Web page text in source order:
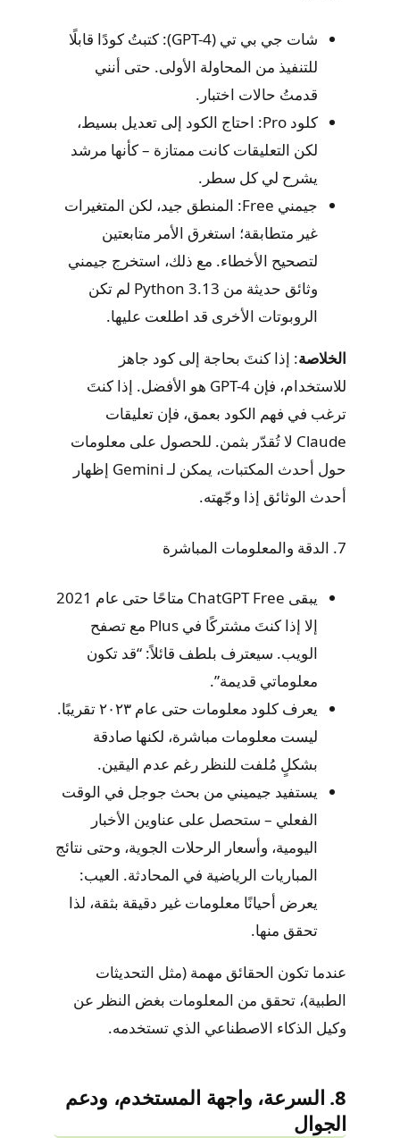
شات جي بي تي (GPT-4): كتبتُ كودًا قابلًا
للتنفيذ من المحاولة الأولى. حتى أنني
قدمتُ حالات اختبار.
كلود Pro: احتاج الكود إلى تعديل بسيط،
لكن التعليقات كانت ممتازة – كأنها مرشد
يشرح لي كل سطر.
جيمني Free: المنطق جيد، لكن المتغيرات
غير متطابقة؛ استغرق الأمر متابعتين
لتصحيح الأخطاء. مع ذلك، استخرج جيمني
وثائق حديثة من Python 3.13 لم تكن
الروبوتات الأخرى قد اطلعت عليها.
الخلاصة: إذا كنتَ بحاجة إلى كود جاهز
للاستخدام، فإن GPT-4 هو الأفضل. إذا كنتَ
ترغب في فهم الكود بعمق، فإن تعليقات
Claude لا تُقدّر بثمن. للحصول على معلومات
حول أحدث المكتبات، يمكن لـ Gemini إظهار
أحدث الوثائق إذا وجّهته.
7. الدقة والمعلومات المباشرة
يبقى ChatGPT Free متاحًا حتى عام 2021
إلا إذا كنتَ مشتركًا في Plus مع تصفح
الويب. سيعترف بلطف قائلاً: “قد تكون
معلوماتي قديمة”.
يعرف كلود معلومات حتى عام ٢٠٢٣ تقريبًا.
ليست معلومات مباشرة، لكنها صادقة
بشكلٍ مُلفت للنظر رغم عدم اليقين.
يستفيد جيميني من بحث جوجل في الوقت
الفعلي – ستحصل على عناوين الأخبار
اليومية، وأسعار الرحلات الجوية، وحتى نتائج
المباريات الرياضية في المحادثة. العيب:
يعرض أحيانًا معلومات غير دقيقة بثقة، لذا
تحقق منها.
عندما تكون الحقائق مهمة (مثل التحديثات
الطبية)، تحقق من المعلومات بغض النظر عن
وكيل الذكاء الاصطناعي الذي تستخدمه.
8. السرعة، واجهة المستخدم، ودعم
الجوال